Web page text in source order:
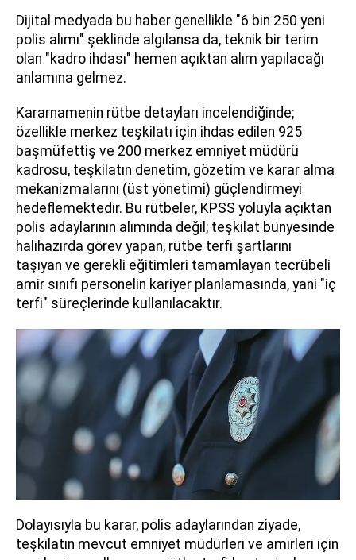
Dijital medyada bu haber genellikle "6 bin 250 yeni
polis alımı" şeklinde algılansa da, teknik bir terim
olan "kadro ihdası" hemen açıktan alım yapılacağı
anlamına gelmez.
Kararnamenin rütbe detayları incelendiğinde;
özellikle merkez teşkilatı için ihdas edilen 925
başmüfettiş ve 200 merkez emniyet müdürü
kadrosu, teşkilatın denetim, gözetim ve karar alma
mekanizmalarını (üst yönetimi) güçlendirmeyi
hedeflemektedir. Bu rütbeler, KPSS yoluyla açıktan
polis adaylarının alımında değil; teşkilat bünyesinde
halihazırda görev yapan, rütbe terfi şartlarını
taşıyan ve gerekli eğitimleri tamamlayan tecrübeli
amir sınıfı personelin kariyer planlamasında, yani "iç
terfi" süreçlerinde kullanılacaktır.
Dolayısıyla bu karar, polis adaylarından ziyade,
teşkilatın mevcut emniyet müdürleri ve amirleri için